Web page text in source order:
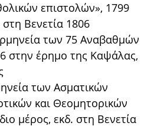
επιστολών», 1799
στη Βενετία 1806
των 75 Αναβαθμών
στην έρημο της Καψάλας,
των Ασματικών
και Θεομητορικών
μέρος, εκδ. στη Βενετία